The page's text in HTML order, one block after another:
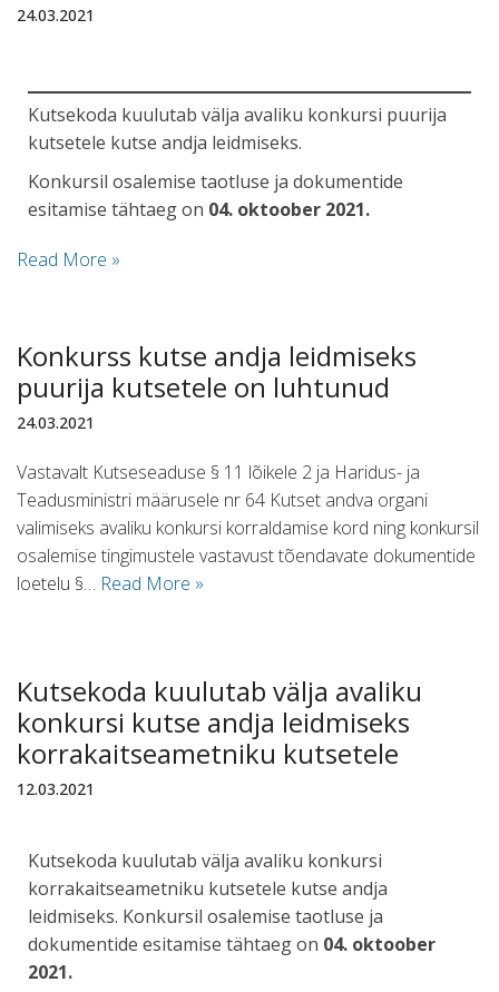
24.03.2021
Kutsekoda kuulutab välja avaliku konkursi puurija
kutsetele kutse andja leidmiseks.
Konkursil osalemise taotluse ja dokumentide
esitamise tähtaeg on 04. oktoober 2021.
Read More »
Konkurss kutse andja leidmiseks
puurija kutsetele on luhtunud
24.03.2021
Vastavalt Kutseseaduse § 11 lõikele 2 ja Haridus- ja
Teadusministri määrusele nr 64 Kutset andva organi
valimiseks avaliku konkursi korraldamise kord ning konkursil
osalemise tingimustele vastavust tõendavate dokumentide
loetelu §… Read More »
Kutsekoda kuulutab välja avaliku
konkursi kutse andja leidmiseks
korrakaitseametniku kutsetele
12.03.2021
Kutsekoda kuulutab välja avaliku konkursi
korrakaitseametniku kutsetele kutse andja
leidmiseks. Konkursil osalemise taotluse ja
dokumentide esitamise tähtaeg on 04. oktoober
2021.